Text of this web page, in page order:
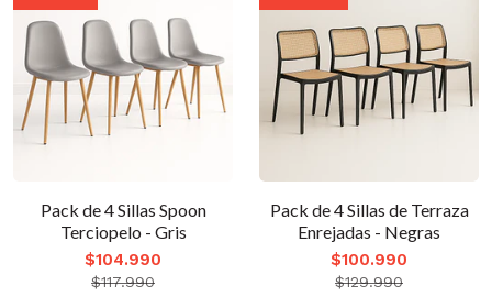
Pack de 4 Sillas Spoon
Terciopelo - Gris
$104.990
$117.990
Pack de 4 Sillas de Terraza
Enrejadas - Negras
$100.990
$129.990